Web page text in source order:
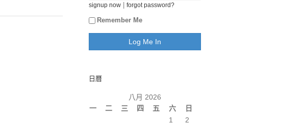
signup now forgot password?
Remember Me
日曆
八月 2026
一
二 三 四 五 六 日
1
2